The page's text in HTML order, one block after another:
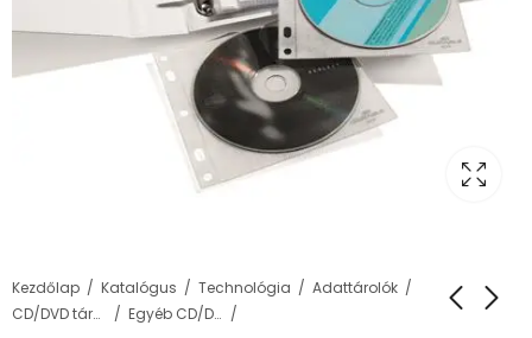
Kezdőlap Katalógus Technológia
Adattárolók
CD/DVD tárolás
Egyéb CD/DVD tartók